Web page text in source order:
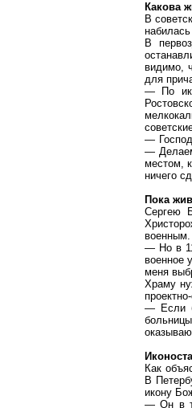
Какова
В
В
видимо,
для
— По
—
—
местом,
ничего
Пока
Сергею
военным.
— Но в
военное
меня
Храму
— Если
Как
В
икону
— Он в